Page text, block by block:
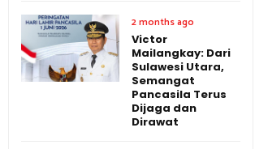
2 months ago
Victor
Mailangkay: Dari
Sulawesi Utara,
Semangat
Pancasila Terus
Dijaga dan
Dirawat